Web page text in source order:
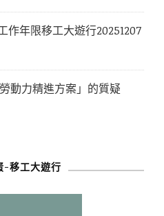
作年限移工大遊行20251207
動力精進方案」的質疑
-移工大遊行